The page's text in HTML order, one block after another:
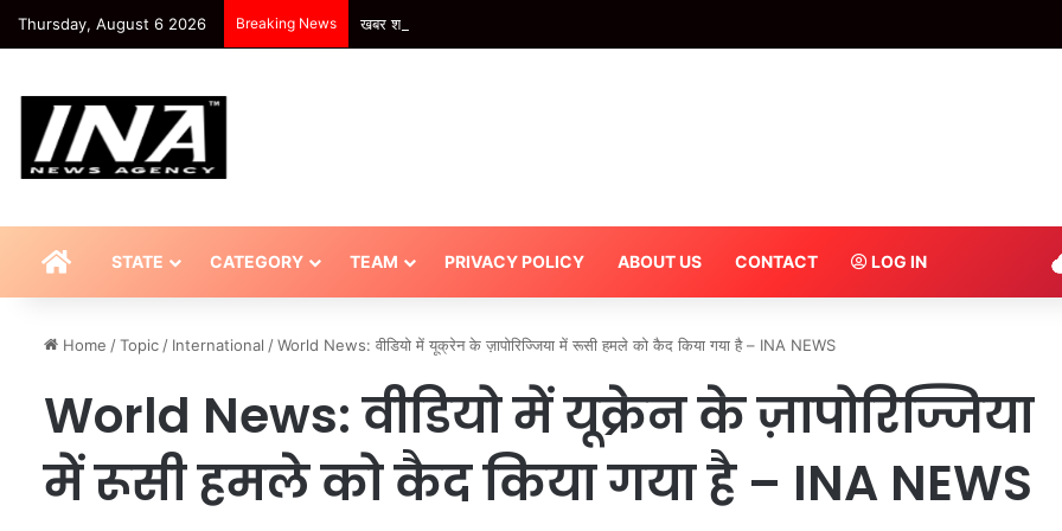
Thursday, August 6 2026 Breaking News खबर शहर , UP: ‘मुन्ना, हम अमेरिका नहीं आएंगे’ मां की एक बात ने बदल दी जिंदगी, CEC ज्ञानेश कुमार ने सुनाया भावुक संस्मरण
HOMESTATE CATEGORY TEAM PRIVACY POLICY ABOUT US CONTACT LOG IN
Home /Topic / International /World News: वीडियो में यूक्रेन के ज़ापोरिज्जिया में रूसी हमले को कैद किया गया है – INA NEWS
World News: वीडियो में यूक्रेन के ज़ापोरिज्जिया
में रूसी हमले को कैद किया गया है – INA NEWS